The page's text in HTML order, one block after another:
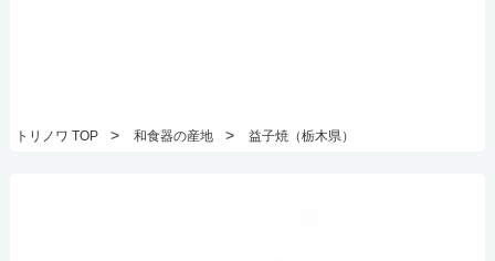
トリノワ TOP > 和食器の産地 > 益子焼（栃木県）